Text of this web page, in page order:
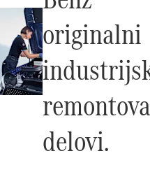
originalni
delovi.